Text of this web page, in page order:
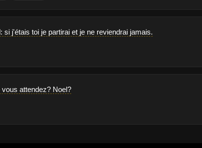
si j'étais toi je partirai et je ne reviendrai jamais.
attendez? Noel?